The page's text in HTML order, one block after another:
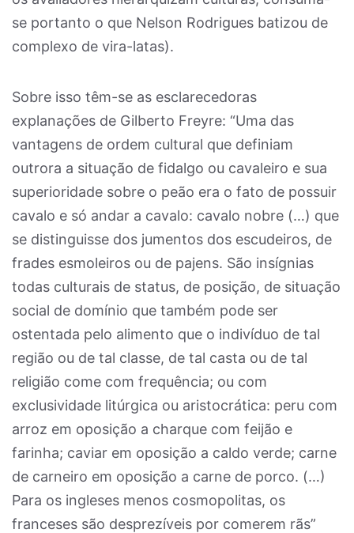
se portanto o que Nelson Rodrigues batizou de
complexo de vira-latas).
Sobre isso têm-se as esclarecedoras
explanações de Gilberto Freyre: “Uma das
vantagens de ordem cultural que definiam
outrora a situação de fidalgo ou cavaleiro e sua
superioridade sobre o peão era o fato de possuir
cavalo e só andar a cavalo: cavalo nobre (…) que
se distinguisse dos jumentos dos escudeiros, de
frades esmoleiros ou de pajens. São insígnias
todas culturais de status, de posição, de situação
social de domínio que também pode ser
ostentada pelo alimento que o indivíduo de tal
região ou de tal classe, de tal casta ou de tal
religião come com frequência; ou com
exclusividade litúrgica ou aristocrática: peru com
arroz em oposição a charque com feijão e
farinha; caviar em oposição a caldo verde; carne
de carneiro em oposição a carne de porco. (…)
Para os ingleses menos cosmopolitas, os
franceses são desprezíveis por comerem rãs”